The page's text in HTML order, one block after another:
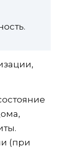
(при